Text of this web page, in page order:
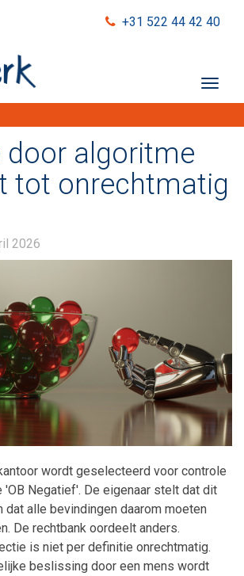
+31 522 44 42 40
T
o
e
n
g
door algoritme
tot onrechtmatig
2026
wordt geselecteerd voor controle
'OB Negatief'. De eigenaar stelt dat dit
dat alle bevindingen daarom moeten
De rechtbank oordeelt anders.
is niet per definitie onrechtmatig.
beslissing door een mens wordt